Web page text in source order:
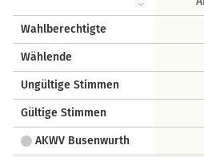
Wahlberechtigte
Wählende
Ungültige Stimmen
Gültige Stimmen
AKWV Busenwurth